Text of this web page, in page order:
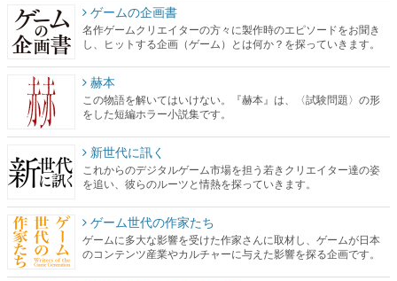
ゲームの企画書
名作ゲームクリエイターの方々に製作時のエピソードをお聞き
し、ヒットする企画（ゲーム）とは何か？を探っていきます。
赫本
この物語を解いてはいけない。『赫本』は、〈試験問題〉の形
をした短編ホラー小説集です。
新世代に訊く
これからのデジタルゲーム市場を担う若きクリエイター達の姿
を追い、彼らのルーツと情熱を探っていきます。
ゲーム世代の作家たち
ゲームに多大な影響を受けた作家さんに取材し、ゲームが日本
のコンテンツ産業やカルチャーに与えた影響を探る企画です。